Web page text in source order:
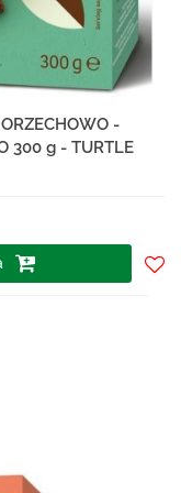
-
300 g - TURTLE